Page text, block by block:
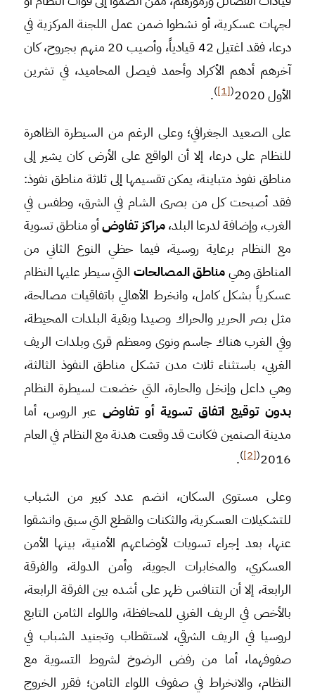
لجهات عسكرية، أو نشطوا ضمن عمل اللجنة المركزية في
درعا، فقد اغتيل 42 قيادياً، وأصيب 20 منهم بجروح، كان
آخرهم أدهم الأكراد وأحمد فيصل المحاميد، في تشرين
الأول 2020
(
[1]
)
.
على الصعيد الجغرافي؛ وعلى الرغم من السيطرة الظاهرة
للنظام على درعا، إلا أن الواقع على الأرض كان يشير إلى
مناطق نفوذ متباينة، يمكن تقسيمها إلى ثلاثة مناطق نفوذ:
فقد أصبحت كل من بصرى الشام في الشرق، وطفس في
الغرب، وإضافة لدرعا البلد،مراكز تفاوضأو مناطق تسوية
مع النظام برعاية روسية، فيما حظي النوع الثاني من
المناطق وهيمناطق المصالحات التي سيطر عليها النظام
عسكرياً بشكل كامل، وانخرط الأهالي باتفاقيات مصالحة،
مثل بصر الحرير والحراك وصيدا وبقية البلدات المحيطة،
وفي الغرب هناك جاسم ونوى ومعظم قرى وبلدات الريف
الغربي، باستثناء ثلاث مدن تشكل مناطق النفوذ الثالثة،
وهي داعل وإنخل والحارة، التي خضعت لسيطرة النظام
بدون توقيع اتفاق تسوية أو تفاوض عبر الروس، أما
مدينة الصنمين فكانت قد وقعت هدنة مع النظام في العام
2016
(
[2]
)
.
وعلى مستوى السكان، انضم عدد كبير من الشباب
للتشكيلات العسكرية، والثكنات والقطع التي سبق وانشقوا
عنها، بعد إجراء تسويات لأوضاعهم الأمنية، بينها الأمن
العسكري، والمخابرات الجوية، وأمن الدولة، والفرقة
الرابعة، إلا أن التنافس ظهر على أشده بين الفرقة الرابعة،
بالأخص في الريف الغربي للمحافظة، واللواء الثامن التابع
لروسيا في الريف الشرقي، لاستقطاب وتجنيد الشباب في
صفوفهما، أما من رفض الرضوخ لشروط التسوية مع
النظام، والانخراط في صفوف اللواء الثامن؛ فقرر الخروج